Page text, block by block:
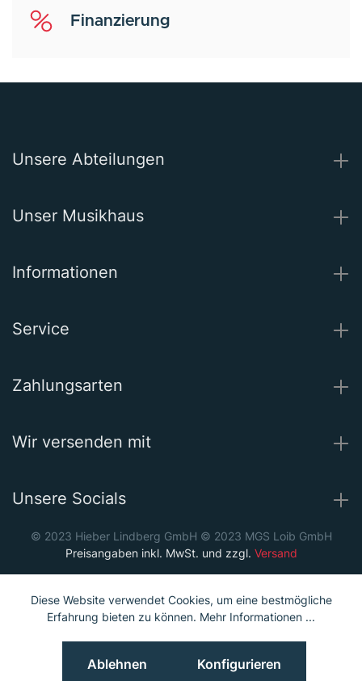
Finanzierung
Unsere Abteilungen
Unser Musikhaus
Informationen
Service
Zahlungsarten
Wir versenden mit
Unsere Socials
© 2023 Hieber Lindberg GmbH © 2023 MGS Loib GmbH
Preisangaben inkl. MwSt. und zzgl. Versand
Diese Website verwendet Cookies, um eine bestmögliche
Erfahrung bieten zu können. Mehr Informationen ...
Ablehnen Konfigurieren